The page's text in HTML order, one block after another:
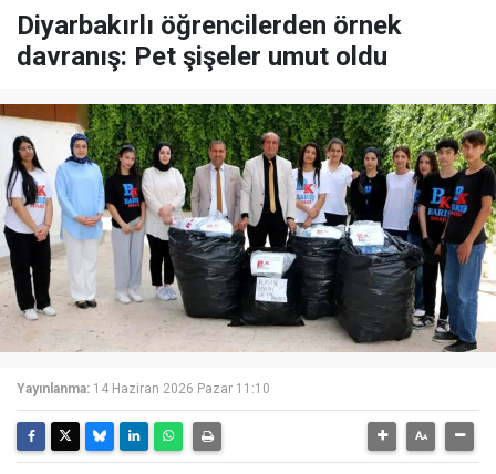
Diyarbakırlı öğrencilerden örnek
davranış: Pet şişeler umut oldu
Yayınlanma: 14 Haziran 2026 Pazar 11:10